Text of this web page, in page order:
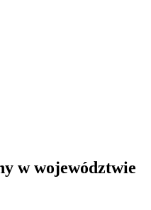
w województwie